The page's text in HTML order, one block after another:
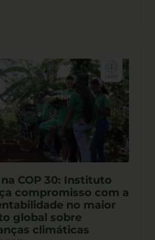
na COP 30: Instituto
compromisso com a
no maior
global sobre
climáticas